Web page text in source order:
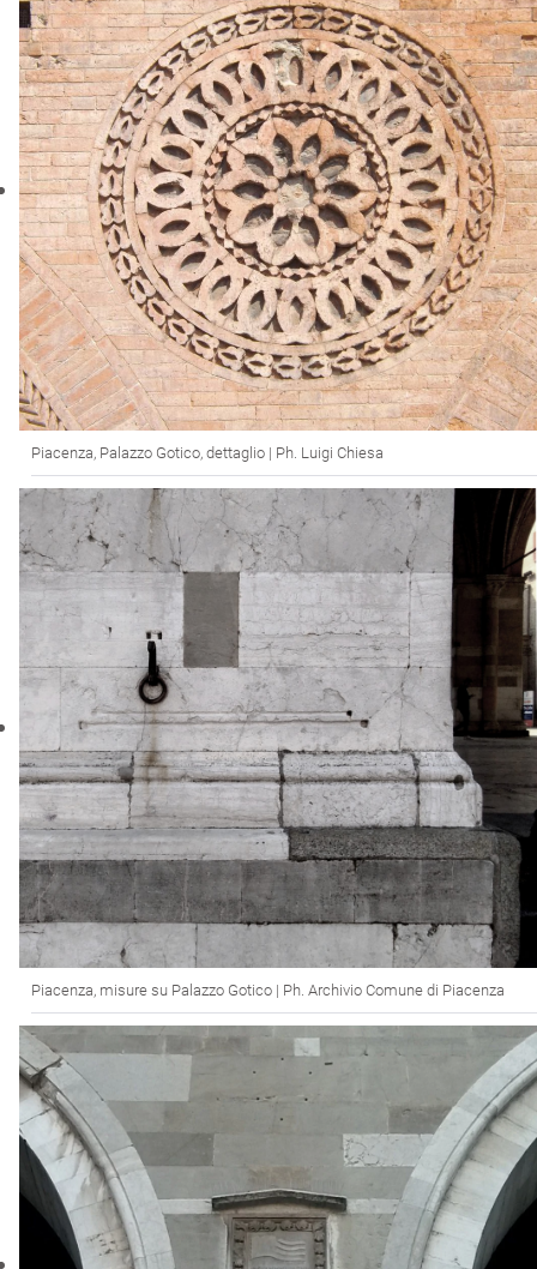
Piacenza, Palazzo Gotico, dettaglio | Ph. Luigi Chiesa
Piacenza, misure su Palazzo Gotico | Ph. Archivio Comune di Piacenza